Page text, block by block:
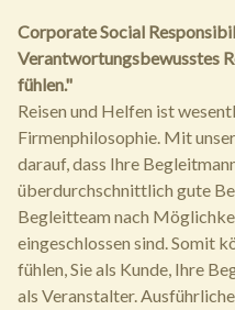
Corporate Social
Verantwortungsbewusstes
fühlen."
Reisen und Helfen ist
Firmenphilosophie. Mit
darauf, dass Ihre
überdurchschnittlich gute
Begleitteam nach
eingeschlossen sind. Somit
fühlen, Sie als Kunde, Ihre
als Veranstalter.